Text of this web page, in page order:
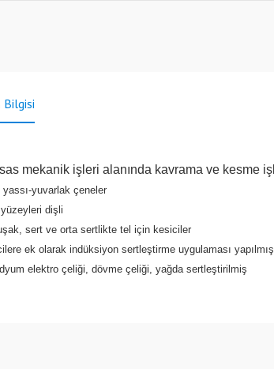
Bilgisi
mekanik işleri alanında kavrama ve kesme
yuvarlak çeneler
dişli
sert ve orta sertlikte tel için kesiciler
ek olarak indüksiyon sertleştirme uygulaması
elektro çeliği, dövme çeliği, yağda sertleştirilmiş